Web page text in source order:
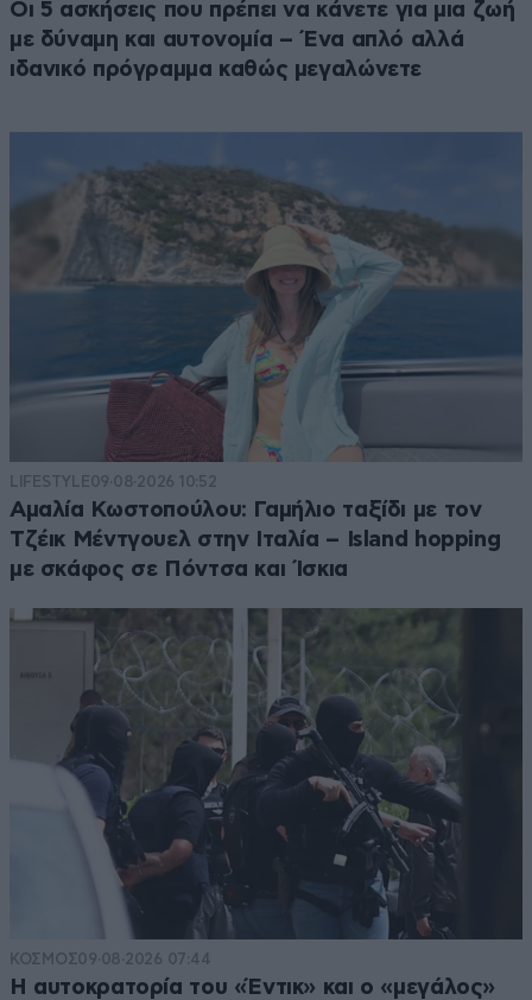
Οι 5 ασκήσεις που πρέπει να κάνετε για μια ζωή
με δύναμη και αυτονομία – Ένα απλό αλλά
ιδανικό πρόγραμμα καθώς μεγαλώνετε
LIFESTYLE09·08·2026 10:52
Αμαλία Κωστοπούλου: Γαμήλιο ταξίδι με τον
Τζέικ Μέντγουελ στην Ιταλία – Island hopping
με σκάφος σε Πόντσα και Ίσκια
ΚΟΣΜΟΣ09·08·2026 07:44
Η αυτοκρατορία του «Έντικ» και ο «μεγάλος»